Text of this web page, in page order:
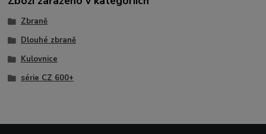
Zbraně
Dlouhé zbraně
Kulovnice
série CZ 600+